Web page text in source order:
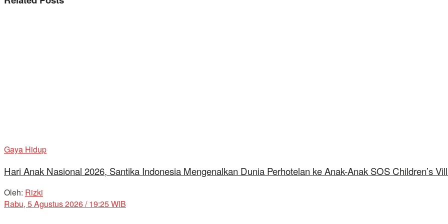
Gaya Hidup
Hari Anak Nasional 2026, Santika Indonesia Mengenalkan Dunia Perhotelan ke Anak-Anak SOS Children’s
Oleh: Rizki
Rabu, 5 Agustus 2026 / 19:25 WIB